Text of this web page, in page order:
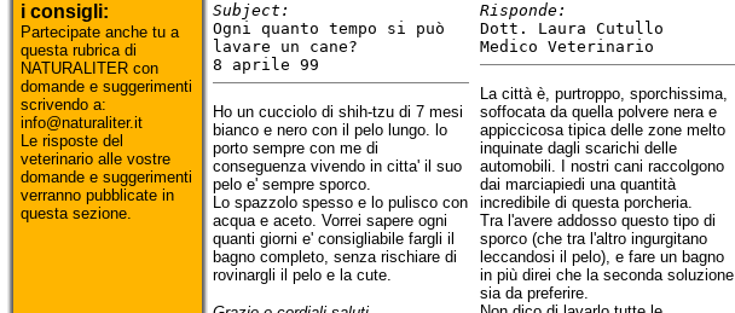
i consigli:
Partecipate anche tu a
questa rubrica di
NATURALITER con
domande e suggerimenti
scrivendo a:
info@naturaliter.it
Le risposte del
veterinario alle vostre
domande e suggerimenti
verranno pubblicate in
questa sezione.
Subject:
Ogni quanto tempo si può
lavare un cane?
8 aprile 99
Ho un cucciolo di shih-tzu di 7 mesi
bianco e nero con il pelo lungo. lo
porto sempre con me di
conseguenza vivendo in citta' il suo
pelo e' sempre sporco.
Lo spazzolo spesso e lo pulisco con
acqua e aceto. Vorrei sapere ogni
quanti giorni e' consigliabile fargli il
bagno completo, senza rischiare di
rovinargli il pelo e la cute.
Risponde:
Dott. Laura Cutullo
Medico Veterinario
La città è, purtroppo, sporchissima,
soffocata da quella polvere nera e
appiccicosa tipica delle zone melto
inquinate dagli scarichi delle
automobili. I nostri cani raccolgono
dai marciapiedi una quantità
incredibile di questa porcheria.
Tra l'avere addosso questo tipo di
sporco (che tra l'altro ingurgitano
leccandosi il pelo), e fare un bagno
in più direi che la seconda soluzione
sia da preferire.